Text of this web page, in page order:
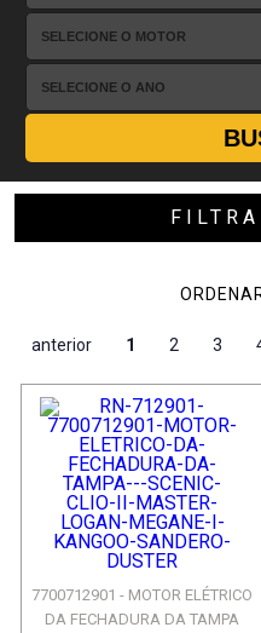
anterior 1 2 3
7700712901 - MOTOR ELÉTRICO
DA FECHADURA DA TAMPA